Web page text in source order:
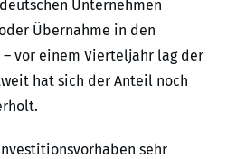
Unternehmen
Übernahme in den
– vor einem Vierteljahr lag der
hat sich der Anteil noch
sehr